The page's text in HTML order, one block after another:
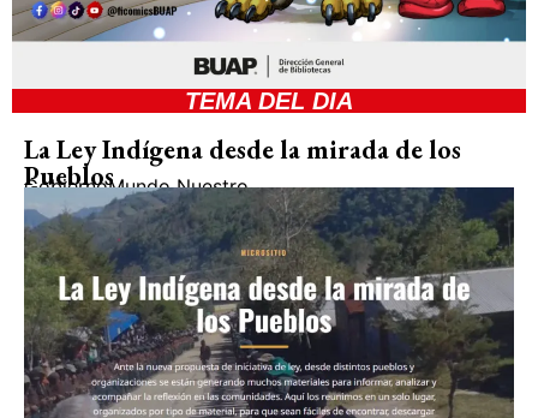
TEMA DEL DIA
La Ley Indígena desde la mirada de los
Pueblos
GobiernoMundo Nuestro